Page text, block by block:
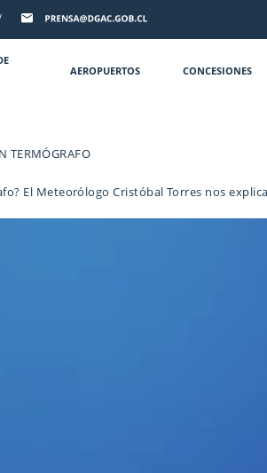
AEROPUERTOS CONCESIONES
TERMÓGRAFO
El Meteorólogo Cristóbal Torres nos